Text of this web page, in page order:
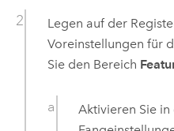
Legen auf der
Voreinstellungen für
Sie den Bereich
Aktivieren Sie